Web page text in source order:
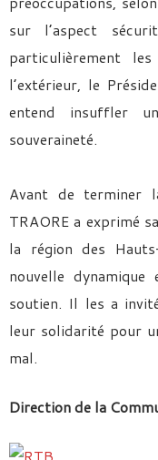
sur l’aspect
particulièrement
l’extérieur, le
entend insuffler
souveraineté.
Avant de terminer
TRAORE a exprimé
la région des
nouvelle
soutien. Il les a
leur solidarité pour
mal.
Direction de la